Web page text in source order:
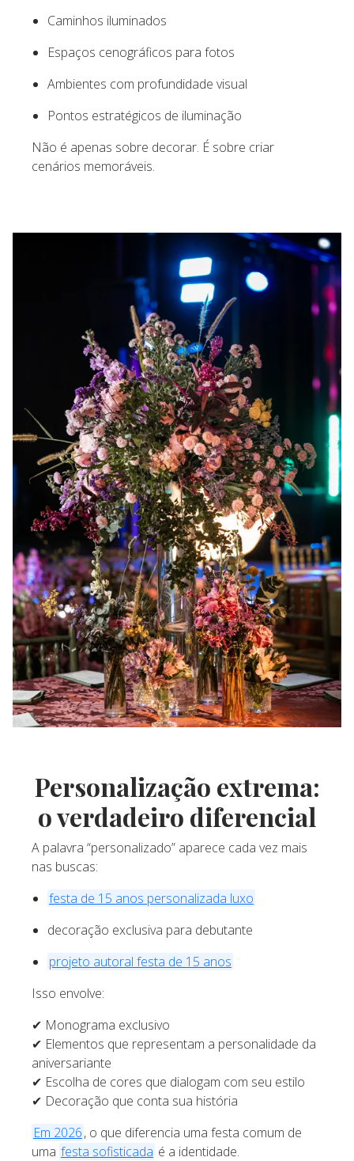
Caminhos iluminados
Espaços cenográficos para fotos
Ambientes com profundidade visual
Pontos estratégicos de iluminação
Não é apenas sobre decorar. É sobre criar
cenários memoráveis.
Personalização extrema:
o verdadeiro diferencial
A palavra “personalizado” aparece cada vez mais
nas buscas:
festa de 15 anos personalizada luxo
decoração exclusiva para debutante
projeto autoral festa de 15 anos
Isso envolve:
✔ Monograma exclusivo
✔ Elementos que representam a personalidade da
aniversariante
✔ Escolha de cores que dialogam com seu estilo
✔ Decoração que conta sua história
Em 2026, o que diferencia uma festa comum de
uma festa sofisticada é a identidade.